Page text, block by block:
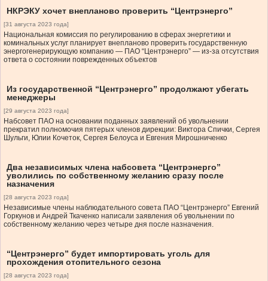
НКРЭКУ хочет внепланово проверить “Центрэнерго”
[31 августа 2023 года]
Национальная комиссия по регулированию в сферах энергетики и
коминальных услуг планирует внепланово проверить государственную
энергогенерирующую компанию — ПАО “Центрэнерго” — из-за отсутствия
ответа о состоянии поврежденных объектов
Из государственной “Центрэнерго” продолжают убегать
менеджеры
[29 августа 2023 года]
Набсовет ПАО на основании поданных заявлений об увольнении
прекратил полномочия пятерых членов дирекции: Виктора Спички, Сергея
Шульги, Юлии Кочеток, Сергея Белоуса и Евгения Мирошниченко
Два независимых члена набсовета “Центрэнерго”
уволились по собственному желанию сразу после
назначения
[28 августа 2023 года]
Независимые члены наблюдательного совета ПАО “Центрэнерго” Евгений
Горкунов и Андрей Ткаченко написали заявления об увольнении по
собственному желанию через четыре дня после назначения.
“Центрэнерго” будет импортировать уголь для
прохождения отопительного сезона
[28 августа 2023 года]